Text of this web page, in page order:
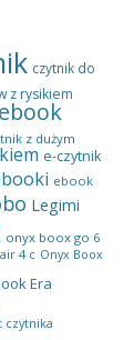
czytnik do
z rysikiem
z dużym
e-czytnik
ebook
Legimi
onyx boox go 6
4 c Onyx Boox
Era
czytnika